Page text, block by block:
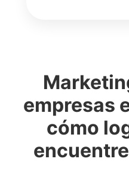
empresas
cómo